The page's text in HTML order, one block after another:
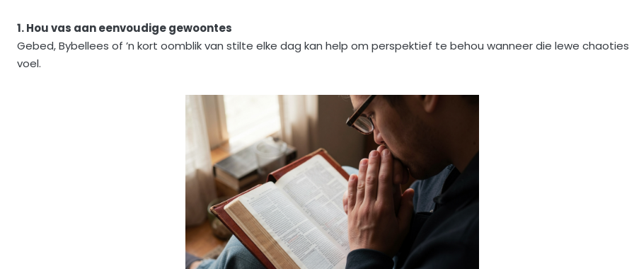
1. Hou vas aan eenvoudige gewoontes
Gebed, Bybellees of ’n kort oomblik van stilte elke dag kan help om perspektief te behou wanneer die lewe chaoties
voel.